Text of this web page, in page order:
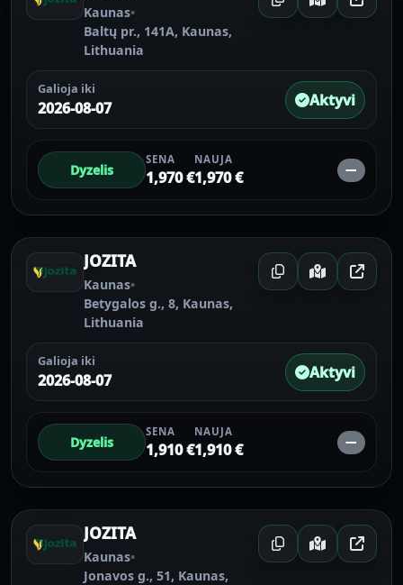
Kaunas•
Baltų pr., 141A, Kaunas,
Lithuania
Galioja iki
2026-08-07 Aktyvi
Dyzelis
SENA
1,970 €
NAUJA
1,970 € —
JOZITA
Kaunas•
Betygalos g., 8, Kaunas,
Lithuania
Galioja iki
2026-08-07 Aktyvi
Dyzelis
SENA
1,910 €
NAUJA
1,910 € —
JOZITA
Kaunas•
Jonavos g., 51, Kaunas,